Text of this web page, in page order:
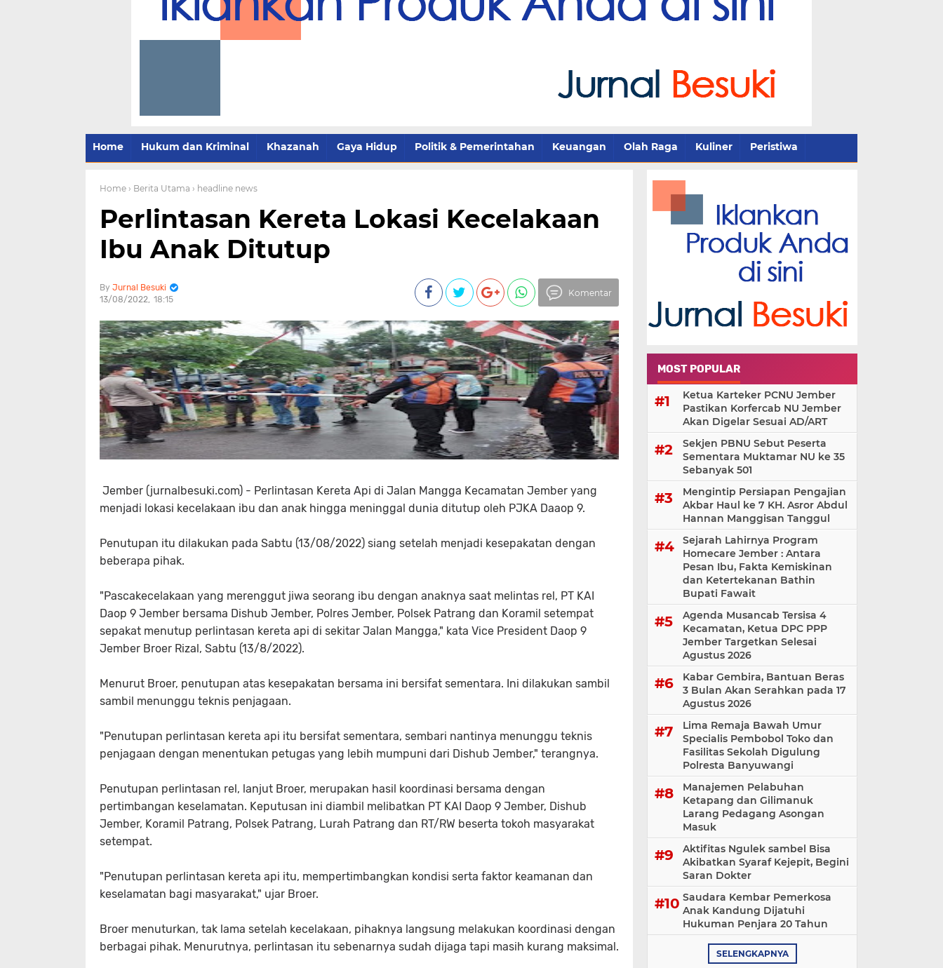
Home Hukum dan Kriminal Khazanah Gaya Hidup Politik & Pemerintahan Keuangan Olah Raga Kuliner Peristiwa
Home › Berita Utama › headline news
Perlintasan Kereta Lokasi Kecelakaan
Ibu Anak Ditutup
Jurnal Besuki
13/08/2022 18:15
Komentar
Jember (jurnalbesuki.com) - Perlintasan Kereta Api di Jalan Mangga Kecamatan Jember yang
menjadi lokasi kecelakaan ibu dan anak hingga meninggal dunia ditutup oleh PJKA Daaop 9.
Penutupan itu dilakukan pada Sabtu (13/08/2022) siang setelah menjadi kesepakatan dengan
beberapa pihak.
"Pascakecelakaan yang merenggut jiwa seorang ibu dengan anaknya saat melintas rel, PT KAI
Daop 9 Jember bersama Dishub Jember, Polres Jember, Polsek Patrang dan Koramil setempat
sepakat menutup perlintasan kereta api di sekitar Jalan Mangga," kata Vice President Daop 9
Jember Broer Rizal, Sabtu (13/8/2022).
Menurut Broer, penutupan atas kesepakatan bersama ini bersifat sementara. Ini dilakukan sambil
sambil menunggu teknis penjagaan.
"Penutupan perlintasan kereta api itu bersifat sementara, sembari nantinya menunggu teknis
penjagaan dengan menentukan petugas yang lebih mumpuni dari Dishub Jember," terangnya.
Penutupan perlintasan rel, lanjut Broer, merupakan hasil koordinasi bersama dengan
pertimbangan keselamatan. Keputusan ini diambil melibatkan PT KAI Daop 9 Jember, Dishub
Jember, Koramil Patrang, Polsek Patrang, Lurah Patrang dan RT/RW beserta tokoh masyarakat
setempat.
"Penutupan perlintasan kereta api itu, mempertimbangkan kondisi serta faktor keamanan dan
keselamatan bagi masyarakat," ujar Broer.
Broer menuturkan, tak lama setelah kecelakaan, pihaknya langsung melakukan koordinasi dengan
berbagai pihak. Menurutnya, perlintasan itu sebenarnya sudah dijaga tapi masih kurang maksimal.
MOST POPULAR
Ketua Karteker PCNU Jember
Pastikan Korfercab NU Jember
Akan Digelar Sesuai AD/ART
Sekjen PBNU Sebut Peserta
Sementara Muktamar NU ke 35
Sebanyak 501
Mengintip Persiapan Pengajian
Akbar Haul ke 7 KH. Asror Abdul
Hannan Manggisan Tanggul
Sejarah Lahirnya Program
Homecare Jember : Antara
Pesan Ibu, Fakta Kemiskinan
dan Ketertekanan Bathin
Bupati Fawait
Agenda Musancab Tersisa 4
Kecamatan, Ketua DPC PPP
Jember Targetkan Selesai
Agustus 2026
Kabar Gembira, Bantuan Beras
3 Bulan Akan Serahkan pada 17
Agustus 2026
Lima Remaja Bawah Umur
Specialis Pembobol Toko dan
Fasilitas Sekolah Digulung
Polresta Banyuwangi
Manajemen Pelabuhan
Ketapang dan Gilimanuk
Larang Pedagang Asongan
Masuk
Aktifitas Ngulek sambel Bisa
Akibatkan Syaraf Kejepit, Begini
Saran Dokter
Saudara Kembar Pemerkosa
Anak Kandung Dijatuhi
Hukuman Penjara 20 Tahun
SELENGKAPNYA